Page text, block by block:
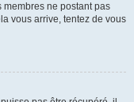
ne postant pas
vous arrive, tentez de vous